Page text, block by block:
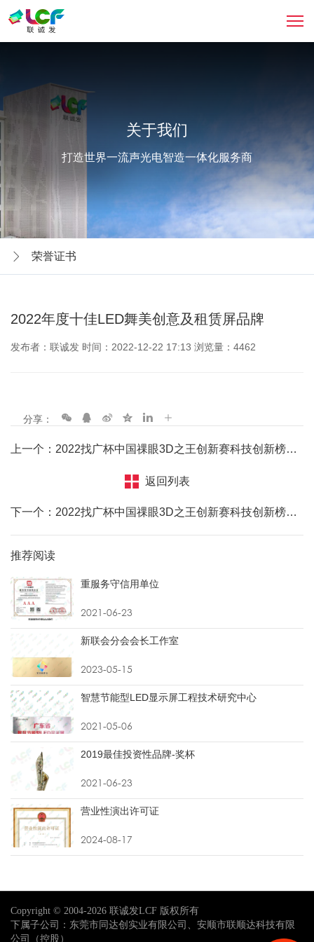
关于我们
打造世界一流声光电智造一体化服务商
荣誉证书
2022年度十佳LED舞美创意及租赁屏品牌
发布者：联诚发 时间：2022-12-22 17:13 浏览量：4462
分享：
上一个：2022找广杯中国祼眼3D之王创新赛科技创新榜金奖
返回列表
下一个：2022找广杯中国祼眼3D之王创新赛科技创新榜金奖
推荐阅读
重服务守信用单位
2021-06-23
新联会分会会长工作室
2023-05-15
智慧节能型LED显示屏工程技术研究中心
2021-05-06
2019最佳投资性品牌-奖杯
2021-06-23
营业性演出许可证
2024-08-17
Copyright © 2004-2026 联诚发LCF 版权所有
下属子公司：东莞市同达创实业有限公司、安顺市联顺达科技有限
公司（控股）